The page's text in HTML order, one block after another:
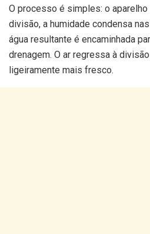
O processo é simples: o aparelho
divisão, a humidade condensa
água resultante é encaminhada
drenagem. O ar regressa à
ligeiramente mais fresco.